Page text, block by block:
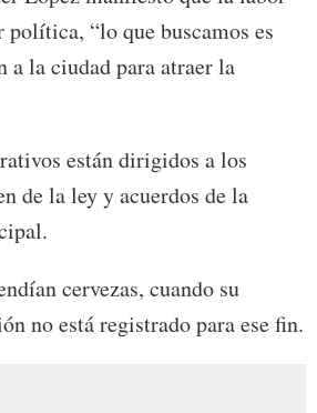
“lo que buscamos es
a la ciudad para atraer la
están dirigidos a los
de la ley y acuerdos de la
cervezas, cuando su
no está registrado para ese fin.